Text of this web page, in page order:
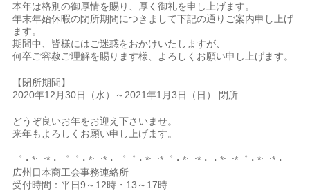
本年は格別の御厚情を賜り、厚く御礼を申し上げます。
年末年始休暇の閉所期間につきまして下記の通りご案内申し上げ
ます。
期間中、皆様にはご迷惑をおかけいたしますが、
何卒ご容赦ご理解を賜ります様、よろしくお願い申し上げます。
【閉所期間】
2020年12月30日（水）～2021年1月3日（日） 閉所
どうぞ良いお年をお迎え下さいませ。
来年もよろしくお願い申し上げます。
゜・*:..:*・゜゜・*:..:*・゜゜・*:..:*゜・*:..:*・・*:..:*゜・*:..:*・
広州日本商工会事務連絡所
受付時間：平日9～12時・13～17時